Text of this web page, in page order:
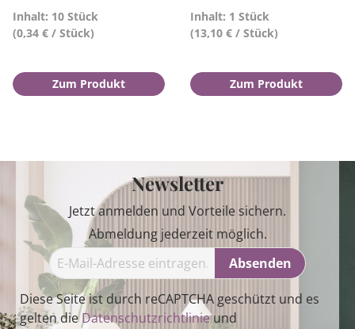
Inhalt: 10 Stück
(0,34 € / Stück)
Zum Produkt
Inhalt: 1 Stück
(13,10 € / Stück)
Zum Produkt
Newsletter
Jetzt anmelden und Vorteile sichern.
Abmeldung jederzeit möglich.
Absenden
Diese Seite ist durch reCAPTCHA geschützt und es
gelten dieDatenschutzrichtlinieund